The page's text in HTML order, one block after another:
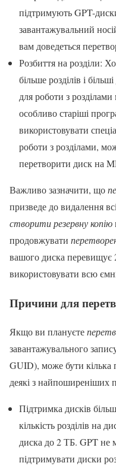
підтримують GPT-
завантажувальний
вам доведеться
Розбиття на розділи:
більше розділів і
для роботи з
особливо старіші
використовувати
роботи з розділами,
перетворити диск на
Важливо зазначити, що
призведе до видалення
створити резервну копію
продовжувати
вашого диска
використовувати всю
Причини для
Якщо ви плануєте
завантажувального
GUID), може бути
деякі з найпоширеніших
Підтримка дисків
кількість розділів на
диска до 2 ТБ. GPT не
підтримувати диски